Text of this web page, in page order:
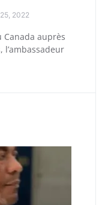
2022
auprès
l’ambassadeur